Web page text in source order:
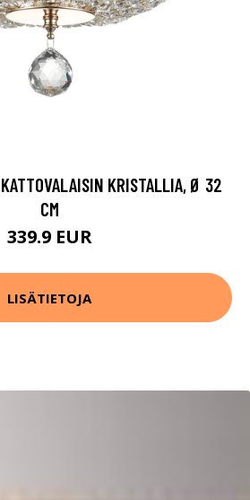
KRISTALLIA, Ø 32
CM
339.9 EUR
LISÄTIETOJA